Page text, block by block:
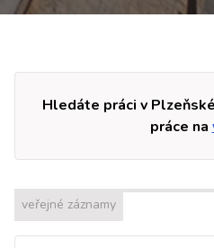
Hledáte práci v
práce na
veřejné záznamy